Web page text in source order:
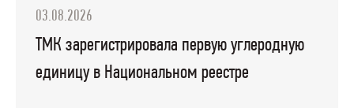
03.08.2026
ТМК зарегистрировала первую углеродную
единицу в Национальном реестре